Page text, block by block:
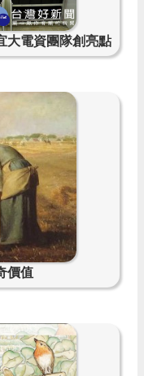
電資團隊創亮點
價值